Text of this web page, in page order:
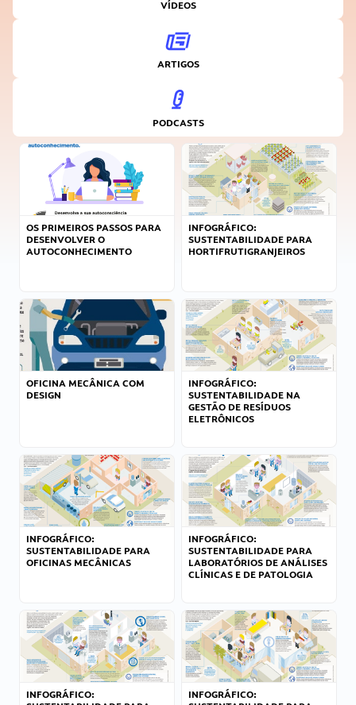
VÍDEOS
ARTIGOS
PODCASTS
OS PRIMEIROS PASSOS PARA
DESENVOLVER O
AUTOCONHECIMENTO
INFOGRÁFICO:
SUSTENTABILIDADE PARA
HORTIFRUTIGRANJEIROS
OFICINA MECÂNICA COM
DESIGN
INFOGRÁFICO:
SUSTENTABILIDADE NA
GESTÃO DE RESÍDUOS
ELETRÔNICOS
INFOGRÁFICO:
SUSTENTABILIDADE PARA
OFICINAS MECÂNICAS
INFOGRÁFICO:
SUSTENTABILIDADE PARA
LABORATÓRIOS DE ANÁLISES
CLÍNICAS E DE PATOLOGIA
INFOGRÁFICO:
INFOGRÁFICO: